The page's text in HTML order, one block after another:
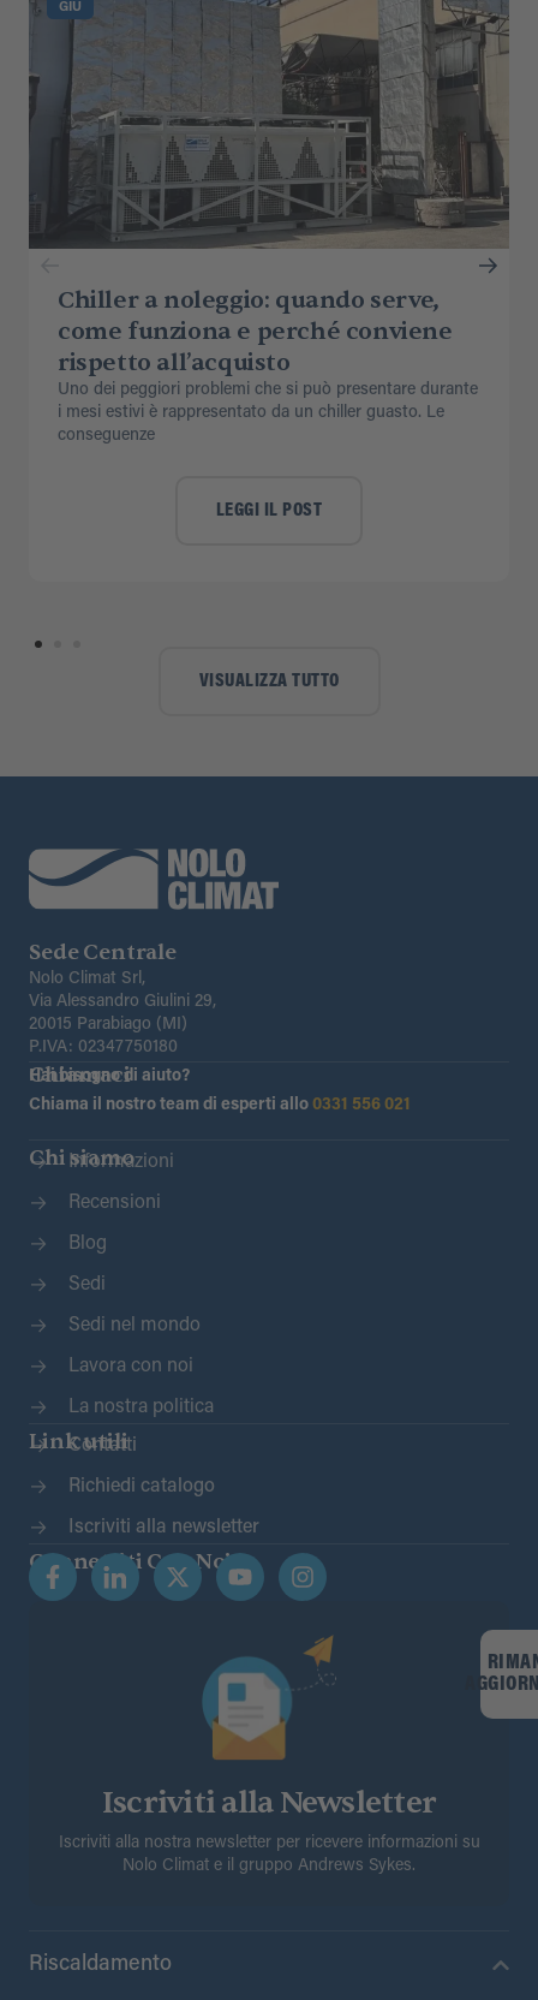
GIU
Chiller a noleggio: quando serve,
come funziona e perché conviene
rispetto all’acquisto
Uno dei peggiori problemi che si può presentare durante
i mesi estivi è rappresentato da un chiller guasto. Le
conseguenze
LEGGI IL POST
VISUALIZZA TUTTO
Sede Centrale
Nolo Climat Srl,
Via Alessandro Giulini 29,
20015 Parabiago (MI)
P.IVA: 02347750180
Chiamaci
Hai bisogno di aiuto?
Chiama il nostro team di esperti allo 0331 556 021
Chi siamo
Informazioni
Recensioni
Blog
Sedi
Sedi nel mondo
Lavora con noi
La nostra politica
Link utili
Contatti
Richiedi catalogo
Iscriviti alla newsletter
Connettiti Con Noi
Iscriviti alla Newsletter
Iscriviti alla nostra newsletter per ricevere informazioni su
Nolo Climat e il gruppo Andrews Sykes.
Riscaldamento